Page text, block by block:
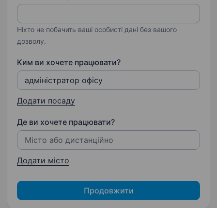
Ніхто не побачить ваші особисті дані без вашого
дозволу.
Ким ви хочете працювати?
Додати посаду
Де ви хочете працювати?
Додати місто
Продовжити